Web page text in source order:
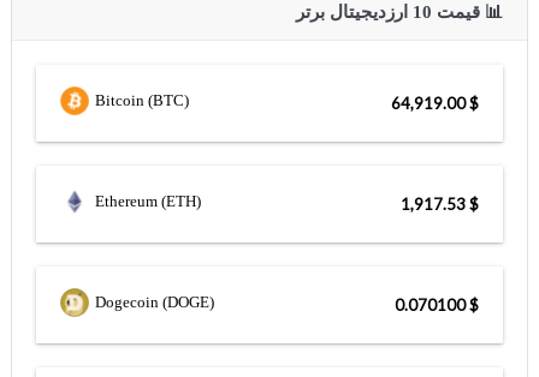
📊 قیمت 10 ارزدیجیتال برتر
Bitcoin (BTC) $ 64,919.00
Ethereum (ETH) $ 1,917.53
Dogecoin (DOGE) $ 0.070100